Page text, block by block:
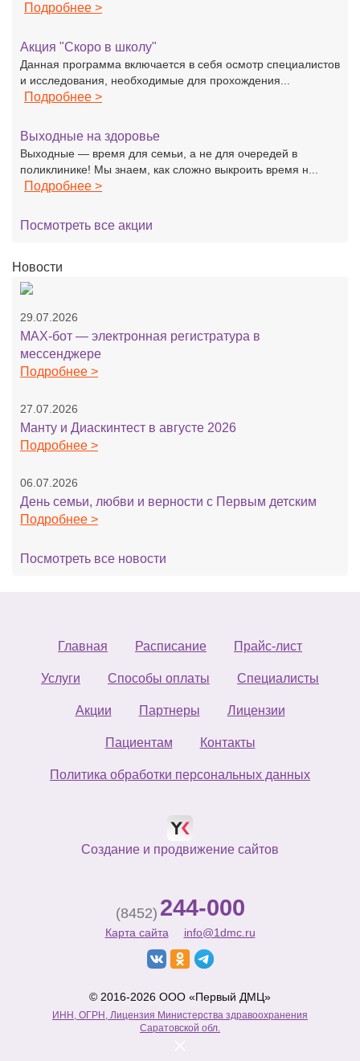
Подробнее >
Акция "Скоро в школу"
Данная программа включается в себя осмотр специалистов
и исследования, необходимые для прохождения...
Подробнее >
Выходные на здоровье
Выходные — время для семьи, а не для очередей в
поликлинике! Мы знаем, как сложно выкроить время н...
Подробнее >
Посмотреть все акции
Новости
29.07.2026
MAX-бот — электронная регистратура в
мессенджере
Подробнее >
27.07.2026
Манту и Диаскинтест в августе 2026
Подробнее >
06.07.2026
День семьи, любви и верности с Первым детским
Подробнее >
Посмотреть все новости
Главная Расписание Прайс-лист
Услуги Способы оплаты Специалисты
Акции Партнеры Лицензии
Пациентам Контакты
Политика обработки персональных данных
Создание и продвижение сайтов
(8452) 244-000
Карта сайта info@1dmc.ru
© 2016-2026 ООО «Первый ДМЦ»
ИНН, ОГРН, Лицензия Министерства здравоохранения
Саратовской обл.